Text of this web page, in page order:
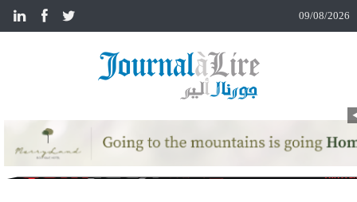
09/08/2026